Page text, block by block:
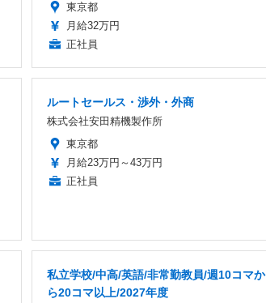
東京都
月給32万円
正社員
ルートセールス・渉外・外商
株式会社安田精機製作所
東京都
月給23万円～43万円
正社員
私立学校/中高/英語/非常勤教員/週10コマか
ら20コマ以上/2027年度